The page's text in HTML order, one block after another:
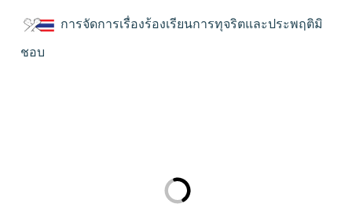
การจัดการเรื่องร้องเรียนการทุจริตและประพฤติมิ
ชอบ